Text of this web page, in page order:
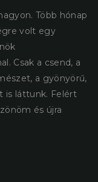
Több hónap
volt egy
Csak a csend, a
a gyönyörű,
is láttunk. Felért
és újra